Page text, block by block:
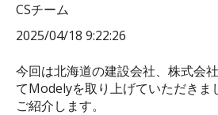
CSチーム
2025/04/18 9:22:26
今回は北海道の建設会社、株式会
てModelyを取り上げていただきま
ご紹介します。